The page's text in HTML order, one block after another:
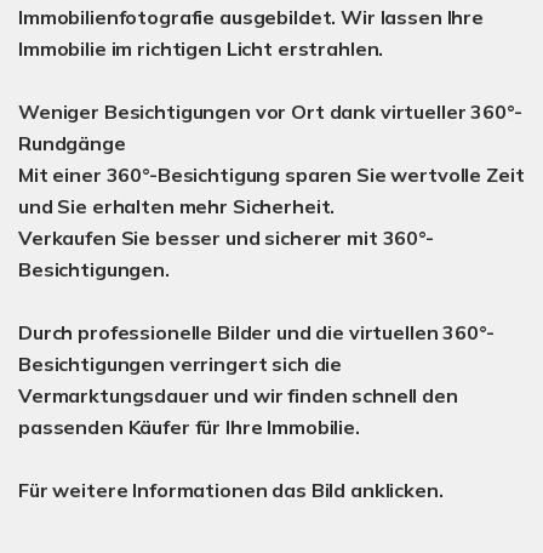
Immobilienfotografie ausgebildet. Wir lassen Ihre
Immobilie im richtigen Licht erstrahlen.
Weniger Besichtigungen vor Ort dank virtueller 360°-
Rundgänge
Mit einer 360°-Besichtigung sparen Sie wertvolle Zeit
und Sie erhalten mehr Sicherheit.
Verkaufen Sie besser und sicherer mit 360°-
Besichtigungen.
Durch professionelle Bilder und die virtuellen 360°-
Besichtigungen verringert sich die
Vermarktungsdauer und wir finden schnell den
passenden Käufer für Ihre Immobilie.
Für weitere Informationen das Bild anklicken.